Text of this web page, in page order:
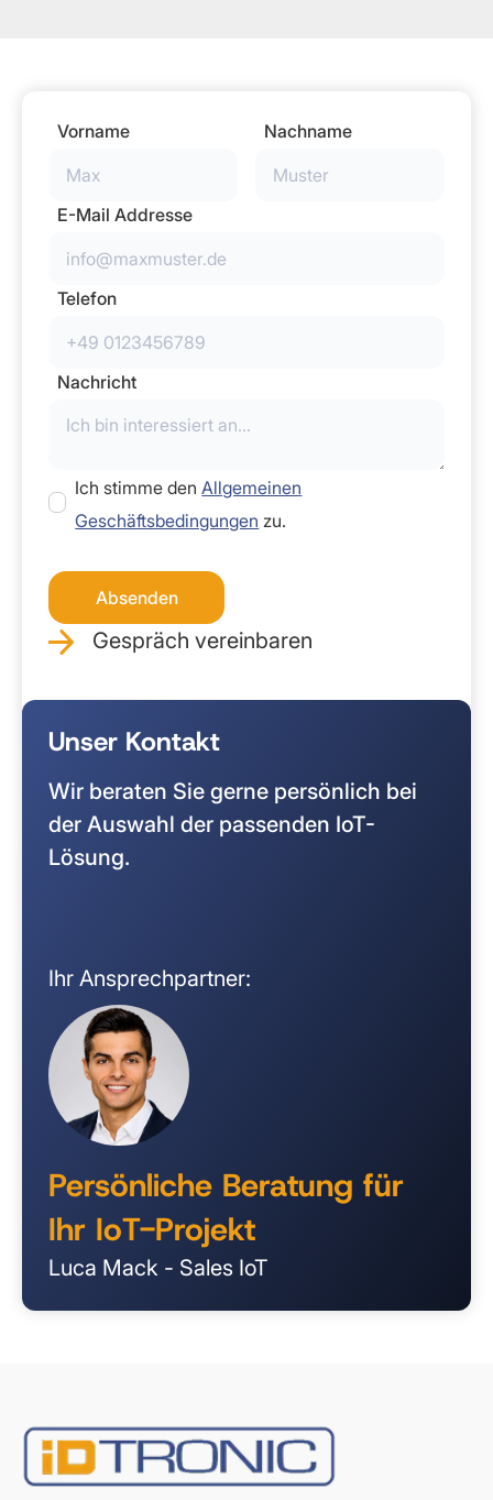
Unser Kontakt
Wir beraten Sie gerne persönlich bei
der Auswahl der passenden IoT-
Lösung.
Ihr Ansprechpartner:
Persönliche Beratung für
Ihr IoT-Projekt
Luca Mack - Sales IoT
Vorname Nachname
E-Mail Addresse
Telefon
Nachricht
Ich stimme denAllgemeinen
Geschäftsbedingungen zu.
Gespräch vereinbaren